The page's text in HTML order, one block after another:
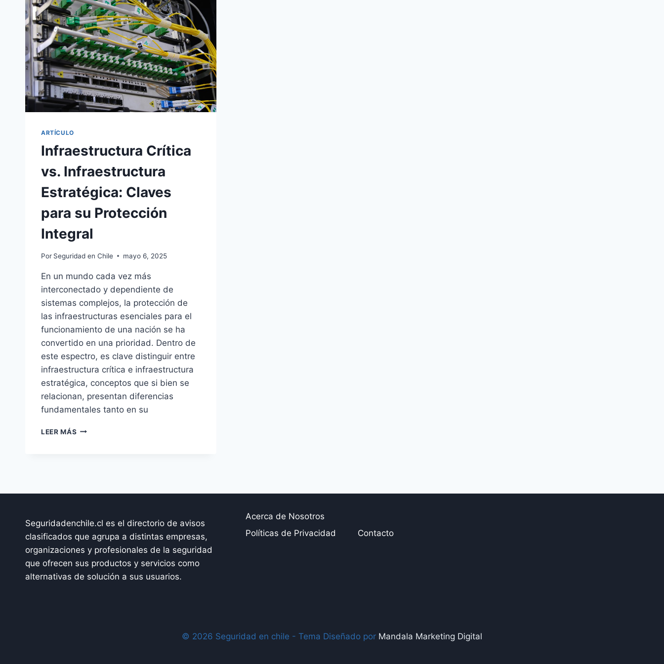
ARTÍCULO
Infraestructura Crítica
vs. Infraestructura
Estratégica: Claves
para su Protección
Integral
Por Seguridad en Chile mayo 6, 2025
En un mundo cada vez más
interconectado y dependiente de
sistemas complejos, la protección de
las infraestructuras esenciales para el
funcionamiento de una nación se ha
convertido en una prioridad. Dentro de
este espectro, es clave distinguir entre
infraestructura crítica e infraestructura
estratégica, conceptos que si bien se
relacionan, presentan diferencias
fundamentales tanto en su
LEER MÁS INFRAESTRUCTURA
INTEGRAL
Seguridadenchile.cl es el directorio de avisos
clasificados que agrupa a distintas empresas,
organizaciones y profesionales de la seguridad
que ofrecen sus productos y servicios como
alternativas de solución a sus usuarios.
Acerca de Nosotros
Políticas de Privacidad
Contacto
© 2026 Seguridad en chile - Tema Diseñado por Mandala Marketing Digital